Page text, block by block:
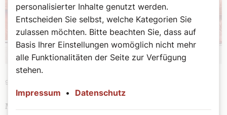
9. Juni 2019
MITTAGSDÄMON UND SINNLEERE
personalisierter Inhalte genutzt werden.
Entscheiden Sie selbst, welche Kategorien Sie
zulassen möchten. Bitte beachten Sie, dass auf
Basis Ihrer Einstellungen womöglich nicht mehr
alle Funktionalitäten der Seite zur Verfügung
stehen.
Impressum • Datenschutz